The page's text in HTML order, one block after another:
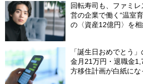
回転寿司も、ファミ
営の企業で働く“温室
の〈資産12億円〉を相
「誕生日おめでとう
金月21万円・退職金
方移住計画が白紙にな